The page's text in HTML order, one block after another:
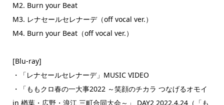
M2. Burn your Beat
M3. レナセールセレナーデ（off vocal ver.）
M4. Burn your Beat（off vocal ver.）
[Blu-ray]
・「レナセールセレナーデ」MUSIC VIDEO
・「ももクロ春の一大事2022 ～笑顔のチカラ つなげるオモイ
in 楢葉・広野・浪江 三町合同大会～」 DAY2 2022.4.24（「も